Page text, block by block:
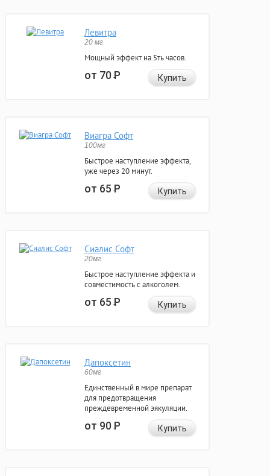
Левитра
20 мг
Мощный эффект на 5ть часов.
от 70Р Купить
Виагра Софт
100мг
Быстрое наступление эффекта,
уже через 20 минут.
от 65Р Купить
Сиалис Софт
20мг
Быстрое наступление эффекта и
совместимость с алкоголем.
от 65Р Купить
Дапоксетин
60мг
Единственный в мире препарат
для предотвращения
преждевременной эякуляции.
от 90Р Купить